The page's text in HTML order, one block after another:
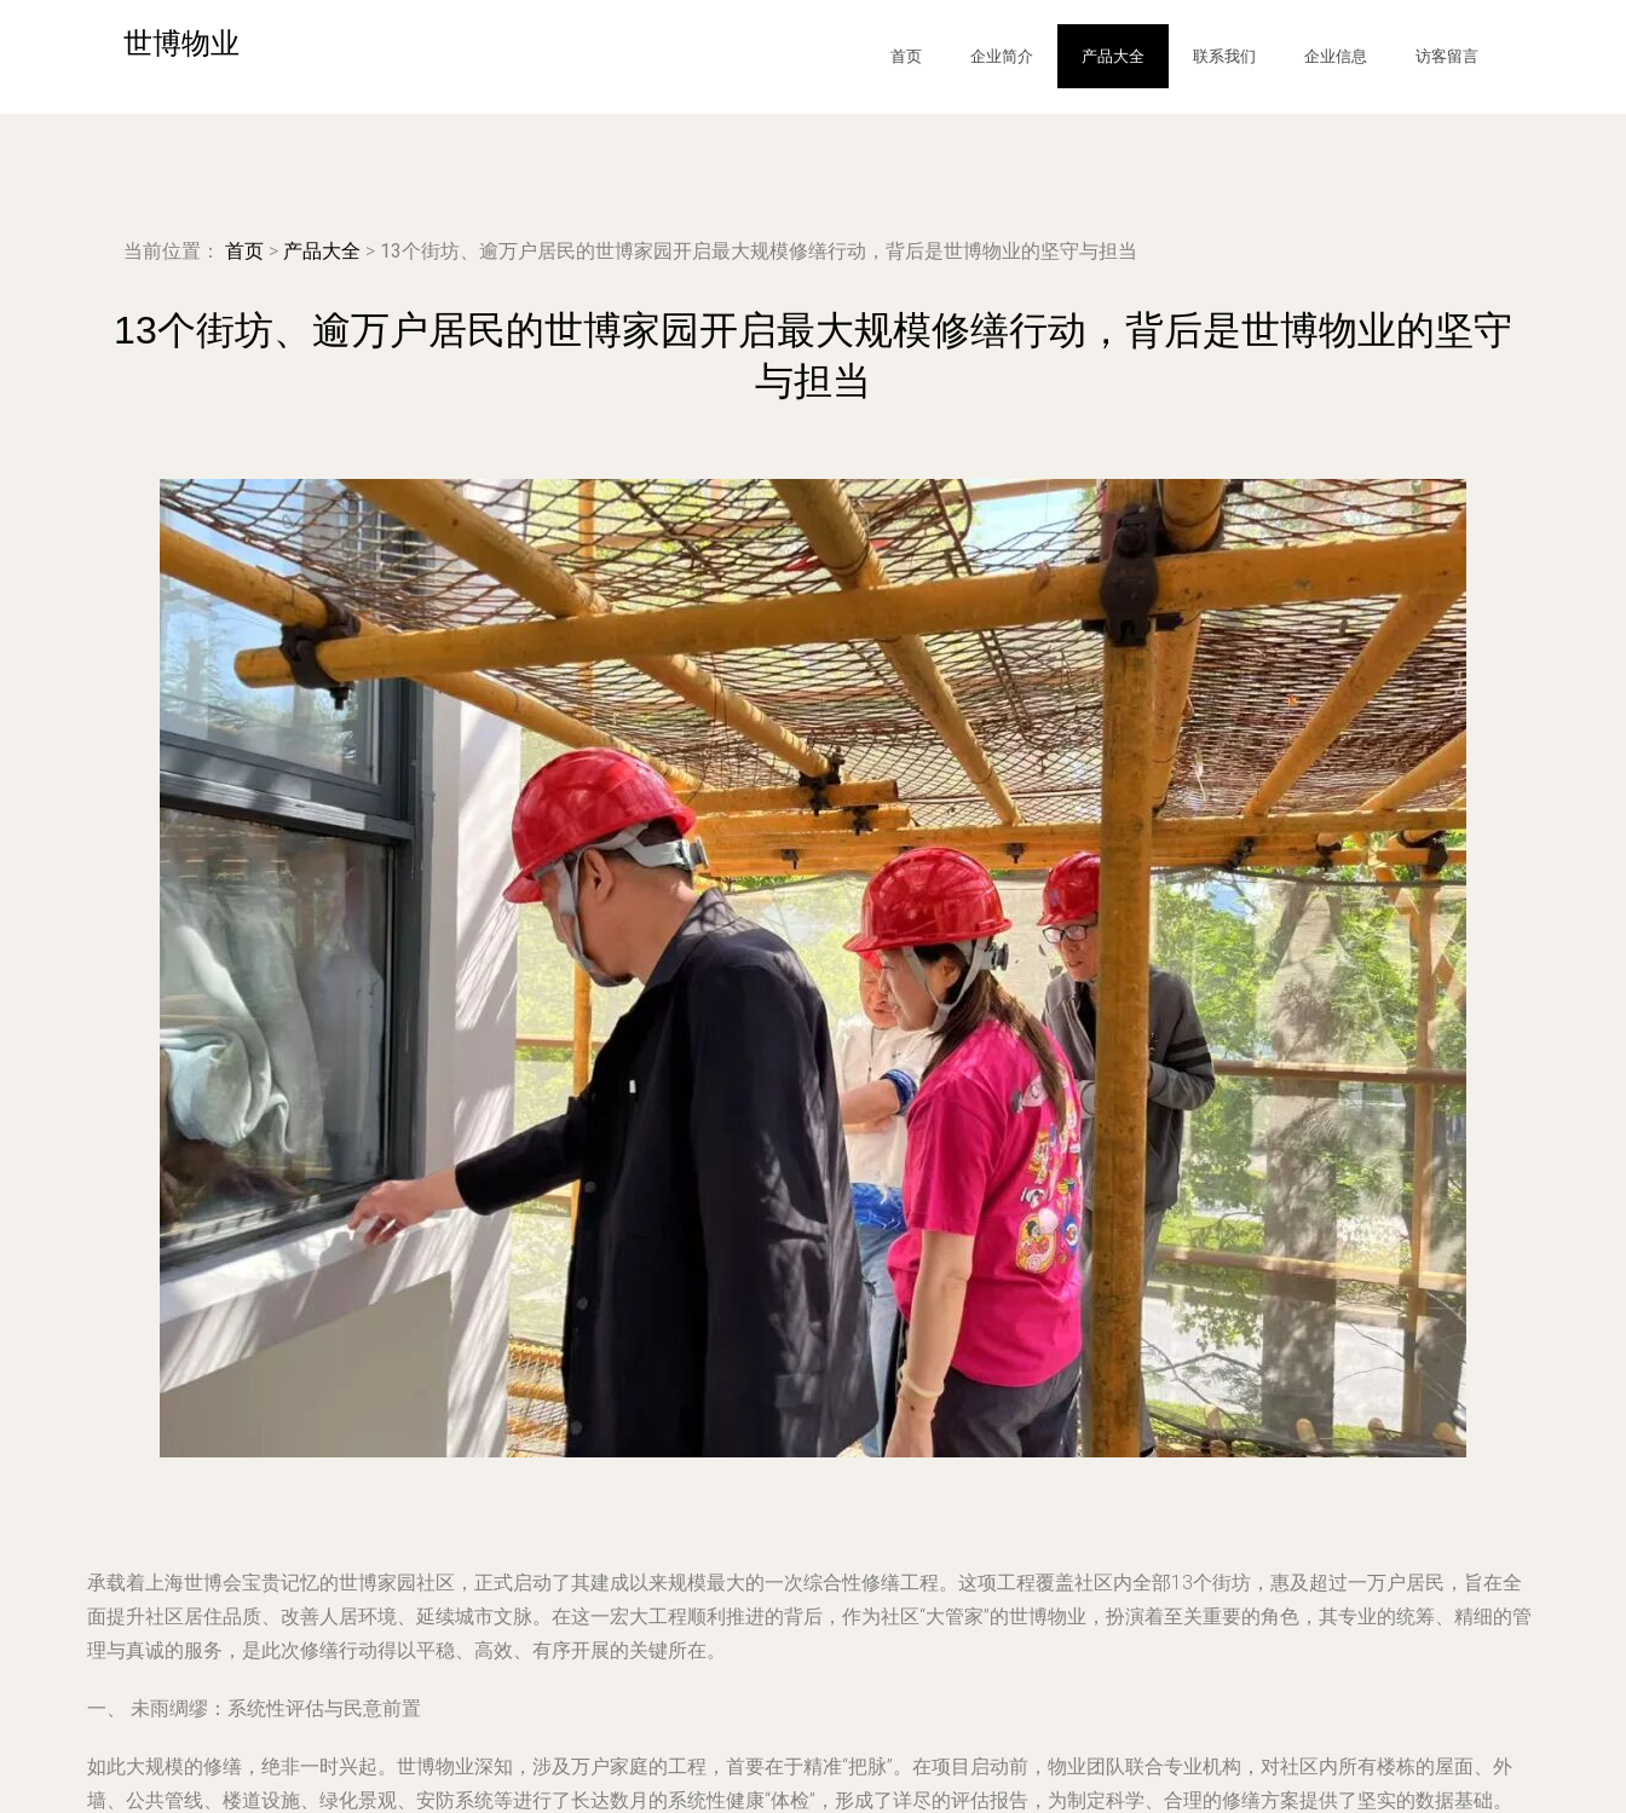
世博物业 首页 企业简介 产品大全 联系我们 企业信息 访客留言
当前位置： 首页 > 产品大全 > 13个街坊、逾万户居民的世博家园开启最大规模修缮行动，背后是世博物业的坚守与担当
13个街坊、逾万户居民的世博家园开启最大规模修缮行动，背后是世博物业的坚守
与担当
承载着上海世博会宝贵记忆的世博家园社区，正式启动了其建成以来规模最大的一次综合性修缮工程。这项工程覆盖社区内全部13个街坊，惠及超过一万户居民，旨在全
面提升社区居住品质、改善人居环境、延续城市文脉。在这一宏大工程顺利推进的背后，作为社区“大管家”的世博物业，扮演着至关重要的角色，其专业的统筹、精细的管
理与真诚的服务，是此次修缮行动得以平稳、高效、有序开展的关键所在。
一、 未雨绸缪：系统性评估与民意前置
如此大规模的修缮，绝非一时兴起。世博物业深知，涉及万户家庭的工程，首要在于精准“把脉”。在项目启动前，物业团队联合专业机构，对社区内所有楼栋的屋面、外
墙、公共管线、楼道设施、绿化景观、安防系统等进行了长达数月的系统性健康“体检”，形成了详尽的评估报告，为制定科学、合理的修缮方案提供了坚实的数据基础。